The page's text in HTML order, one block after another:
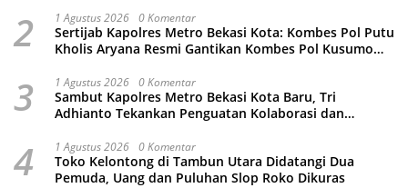
2 1 Agustus 2026 0 Komentar
Sertijab Kapolres Metro Bekasi Kota: Kombes Pol Putu
Kholis Aryana Resmi Gantikan Kombes Pol Kusumo
3 1 Agustus 2026 0 Komentar
Sambut Kapolres Metro Bekasi Kota Baru, Tri
Adhianto Tekankan Penguatan Kolaborasi dan
4 1 Agustus 2026 0 Komentar
Toko Kelontong di Tambun Utara Didatangi Dua
Pemuda, Uang dan Puluhan Slop Roko Dikuras